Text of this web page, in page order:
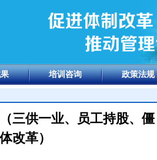
培训咨询 政策法规
三供一业、员工持股、僵
改革）